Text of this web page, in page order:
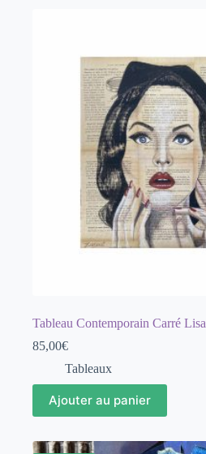
Tableau Contemporain Carré Lisa
85,00€
Tableaux
Ajouter au panier